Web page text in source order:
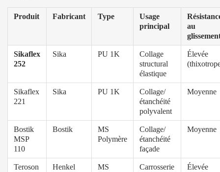
Produit Fabricant Type
Usage
principal
au
Sikaflex
252
Sika PU 1K
Collage
structural
élastique
Élevée
Sikaflex
221
Sika PU 1K
Collage/
étanchéité
polyvalent
Moyenne
Bostik
MSP
110
Bostik
MS
Polymère
Collage/
étanchéité
façade
Moyenne
Teroson
Henkel
MS
Carrosserie
Élevée